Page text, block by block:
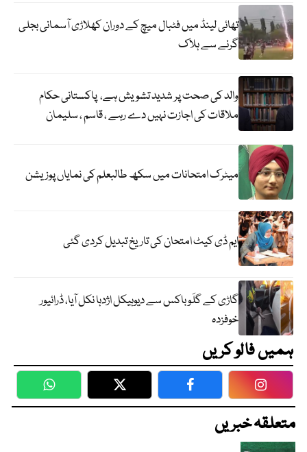
تھائی لینڈ میں فٹبال میچ کے دوران کھلاڑی آسمانی بجلی
گرنے سے ہلاک
والد کی صحت پر شدید تشویش ہے، پاکستانی حکام
ملاقات کی اجازت نہیں دے رہے ، قاسم ، سلیمان
میٹرک امتحانات میں سکھ طالبعلم کی نمایاں پوزیشن
ایم ڈی کیٹ امتحان کی تاریخ تبدیل کردی گئی
گاڑی کے گلَو باکس سے دیوہیکل اژدہا نکل آیا، ڈرائیور
خوفزدہ
ہمیں فالو کریں
WhatsApp Twitter Facebook
متعلقہ خبریں